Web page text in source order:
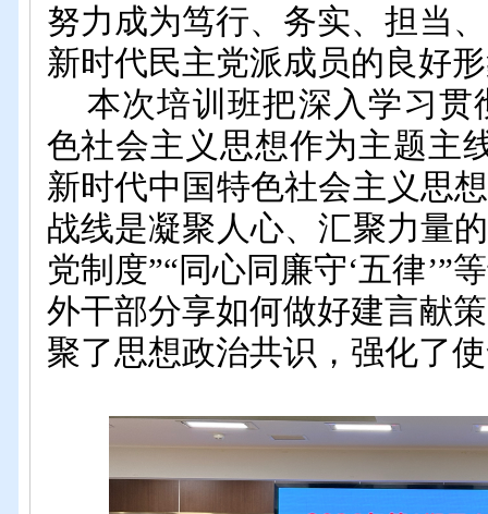
努力成为笃行、务实、担当
新时代民主党派成员的良好
本次培训班把深入学习
色社会主义思想作为主题主
新时代中国特色社会主义思
战线是凝聚人心、汇聚力量
党制度”“同心同廉守‘五律’”
外干部分享如何做好建言献策
聚了思想政治共识，强化了